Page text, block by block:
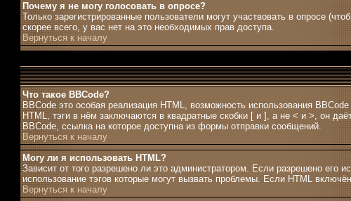
Почему я не могу голосовать в опросе?
Только зарегистрированные пользователи могут участвовать в опросе
скорее всего, у вас нет на это необходимых прав доступа.
Вернуться к началу
Что такое BBCode?
BBCode это особая реализация HTML, возможность использования
HTML, тэги в нём заключаются в квадратные скобки [ и ], а не < и >, он
BBCode, ссылка на которое доступна из формы отправки сообщений.
Вернуться к началу
Могу ли я использовать HTML?
Зависит от того разрешено ли это администратором. Если разрешено его
использование тэгов которые могут вызвать проблемы. Если HTML
Вернуться к началу